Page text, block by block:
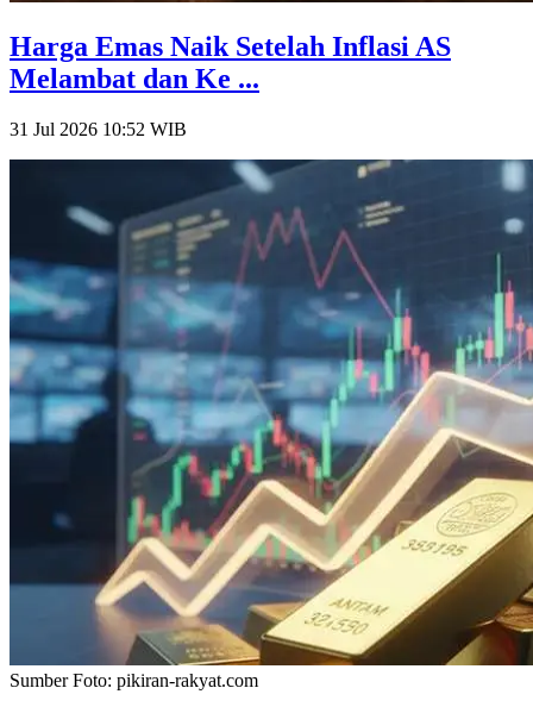
Harga Emas Naik Setelah Inflasi AS
Melambat dan Ke ...
31 Jul 2026 10:52 WIB
Sumber Foto: pikiran-rakyat.com